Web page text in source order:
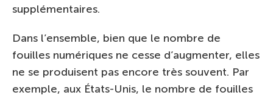
supplémentaires.
Dans l’ensemble, bien que le nombre de
fouilles numériques ne cesse d’augmenter, elles
ne se produisent pas encore très souvent. Par
exemple, aux États-Unis, le nombre de fouilles